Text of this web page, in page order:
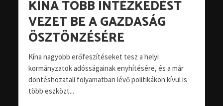
KÍNA TÖBB INTÉZKEDÉST
VEZET BE A GAZDASÁG
ÖSZTÖNZÉSÉRE
Kína nagyobb erőfeszítéseket tesz a helyi
kormányzatok adósságainak enyhítésére, és a már
döntéshozatali folyamatban lévő politikákon kívül is
több eszközt...